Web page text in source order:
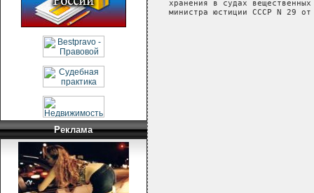
Реклама